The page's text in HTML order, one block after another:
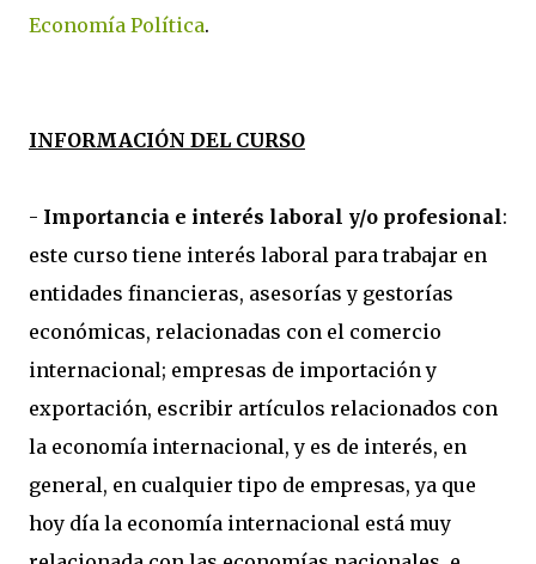
Economía Política.
INFORMACIÓN DEL CURSO
- Importancia e interés laboral y/o profesional:
este curso tiene interés laboral para trabajar en
entidades financieras, asesorías y gestorías
económicas, relacionadas con el comercio
internacional; empresas de importación y
exportación, escribir artículos relacionados con
la economía internacional, y es de interés, en
general, en cualquier tipo de empresas, ya que
hoy día la economía internacional está muy